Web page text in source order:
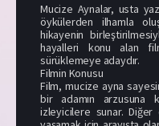
Mucize Aynalar, usta
öykülerden ilhamla
hikayenin
hayalleri konu alan
sürüklemeye adaydır.
Filmin Konusu
Film, mucize ayna
bir adamın arzusuna
izleyicilere sunar.